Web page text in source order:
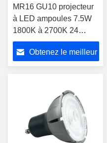
MR16 GU10 projecteur
à LED ampoules 7.5W
1800K à 2700K 24
degrés angle de
faisceau Ra90
Obtenez le meilleur